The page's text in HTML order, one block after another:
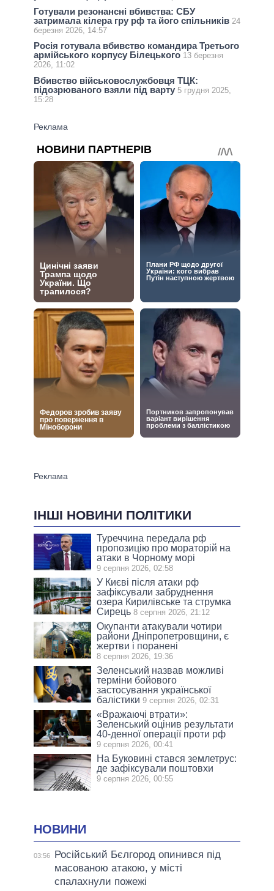
Готували резонансні вбивства: СБУ
затримала кілера гру рф та його спільників 24
березня 2026, 14:57
Росія готувала вбивство командира Третього
армійського корпусу Білецького 13 березня
2026, 11:02
Вбивство військовослужбовця ТЦК:
підозрюваного взяли під варту 5 грудня 2025,
15:28
ІНШІ НОВИНИ ПОЛІТИКИ
Туреччина передала рф
пропозицію про мораторій на
атаки в Чорному морі
9 серпня 2026, 02:58
У Києві після атаки рф
зафіксували забруднення
озера Кирилівське та струмка
Сирець 8 серпня 2026, 21:12
Окупанти атакували чотири
райони Дніпропетровщини, є
жертви і поранені
8 серпня 2026, 19:36
Зеленський назвав можливі
терміни бойового
застосування української
балістики 9 серпня 2026, 02:31
«Вражаючі втрати»:
Зеленський оцінив результати
40-денної операції проти рф
9 серпня 2026, 00:41
На Буковині стався землетрус:
де зафіксували поштовхи
9 серпня 2026, 00:55
НОВИНИ
03:56
Російський Бєлгород опинився під
масованою атакою, у місті
спалахнули пожежі